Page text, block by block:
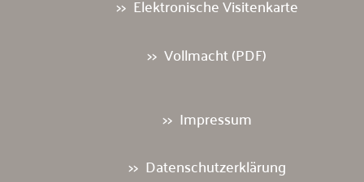
Elektronische Visitenkarte
Vollmacht (PDF)
Impressum
Datenschutzerklärung